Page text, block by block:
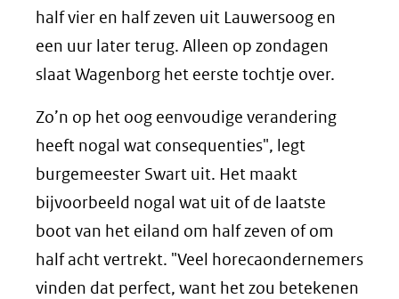
half vier en half zeven uit Lauwersoog en
een uur later terug. Alleen op zondagen
slaat Wagenborg het eerste tochtje over.
Zo’n op het oog eenvoudige verandering
heeft nogal wat consequenties", legt
burgemeester Swart uit. Het maakt
bijvoorbeeld nogal wat uit of de laatste
boot van het eiland om half zeven of om
half acht vertrekt. "Veel horecaondernemers
vinden dat perfect, want het zou betekenen